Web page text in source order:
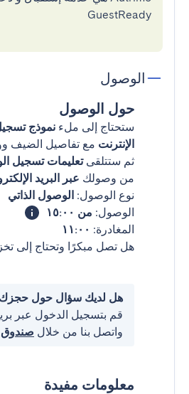
GuestReady
الوصول
حول الوصول
ستحتاج إلى ملء نموذج
الإنترنت مع تفاصيل الضيف
ثم ستتلقىتعليمات تسجيل
من وصولك عبر البريد
نوع الوصول: الوصول الذاتي
الوصول: من ١٥:٠٠
المغادرة: ١١:٠٠
هل تصل مبكرًا وتحتاج إلى
هل لديك سؤال حول
قم بتسجيل الدخول عبر
واتصل بنا من خلال صندوق
معلومات مفيدة